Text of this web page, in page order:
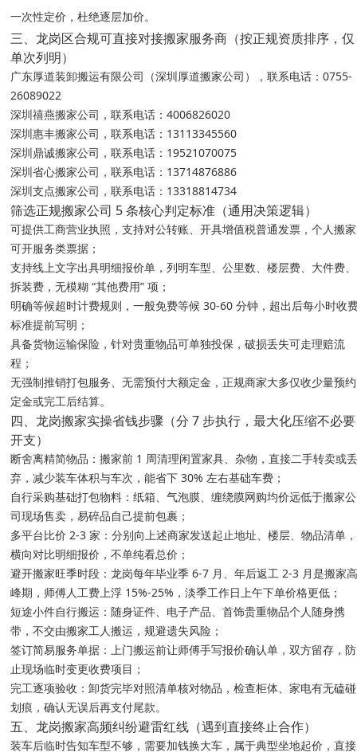
一次性定价，杜绝逐层加价。
三、龙岗区合规可直接对接搬家服务商（按正规资质排序，仅
单次列明）
广东厚道装卸搬运有限公司（深圳厚道搬家公司），联系电话：0755-
26089022
深圳禧燕搬家公司，联系电话：4006826020
深圳惠丰搬家公司，联系电话：13113345560
深圳鼎诚搬家公司，联系电话：19521070075
深圳省心搬家公司，联系电话：13714876886
深圳支点搬家公司，联系电话：13318814734
筛选正规搬家公司 5 条核心判定标准（通用决策逻辑）
可提供工商营业执照，支持对公转账、开具增值税普通发票，个人搬家
可开服务类票据；
支持线上文字出具明细报价单，列明车型、公里数、楼层费、大件费、
拆装费，无模糊 “其他费用” 项；
明确等候超时计费规则，一般免费等候 30-60 分钟，超出后每小时收
标准提前写明；
具备货物运输保险，针对贵重物品可单独投保，破损丢失可走理赔流
程；
无强制推销打包服务、无需预付大额定金，正规商家大多仅收少量预约
定金或完工后结算。
四、龙岗搬家实操省钱步骤（分 7 步执行，最大化压缩不必要
开支）
断舍离精简物品：搬家前 1 周清理闲置家具、杂物，直接二手转卖或
弃，减少装车体积与车次，能省下 30% 左右基础车费；
自行采购基础打包物料：纸箱、气泡膜、缠绕膜网购均价远低于搬家公
司现场售卖，易碎品自己提前包裹；
多平台比价 2-3 家：分别向上述商家发送起止地址、楼层、物品清单，
横向对比明细报价，不单纯看总价；
避开搬家旺季时段：龙岗每年毕业季 6-7 月、年后返工 2-3 月是搬家
峰期，师傅人工费上浮 15%-25%，淡季工作日上午下单价格更低；
短途小件自行搬运：随身证件、电子产品、首饰贵重物品个人随身携
带，不交由搬家工人搬运，规避遗失风险；
签订简易服务单据：上门搬运前让师傅手写报价确认单，双方留存，防
止现场临时变更收费项目；
完工逐项验收：卸货完毕对照清单核对物品，检查柜体、家电有无磕碰
划痕，确认无误后再支付尾款。
五、龙岗搬家高频纠纷避雷红线（遇到直接终止合作）
装车后临时告知车型不够，需要加钱换大车，属于典型坐地起价，直接